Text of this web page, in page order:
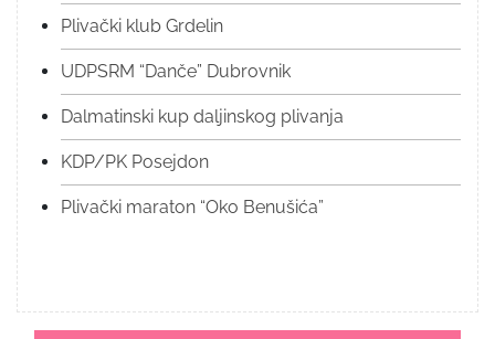
Plivački klub Grdelin
UDPSRM “Danče” Dubrovnik
Dalmatinski kup daljinskog plivanja
KDP/PK Posejdon
Plivački maraton “Oko Benušića”